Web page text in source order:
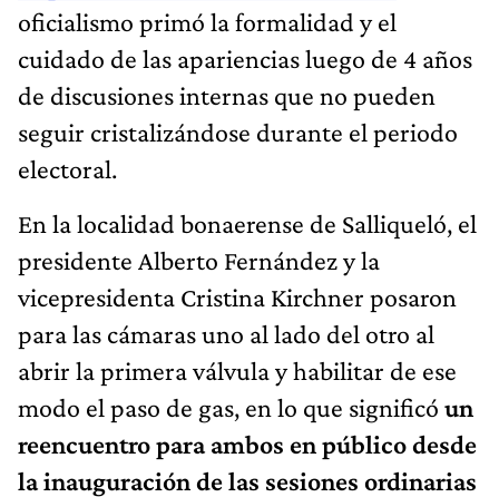
oficialismo primó la formalidad y el
cuidado de las apariencias luego de 4 años
de discusiones internas que no pueden
seguir cristalizándose durante el periodo
electoral.
En la localidad bonaerense de Salliqueló, el
presidente Alberto Fernández y la
vicepresidenta Cristina Kirchner posaron
para las cámaras uno al lado del otro al
abrir la primera válvula y habilitar de ese
modo el paso de gas, en lo que significó un
reencuentro para ambos en público desde
la inauguración de las sesiones ordinarias